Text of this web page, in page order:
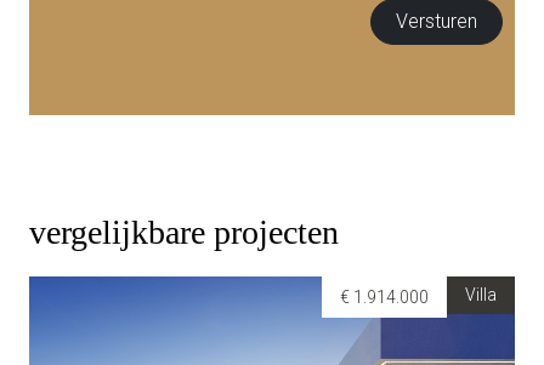
vergelijkbare projecten
Villa
€ 1.914.000